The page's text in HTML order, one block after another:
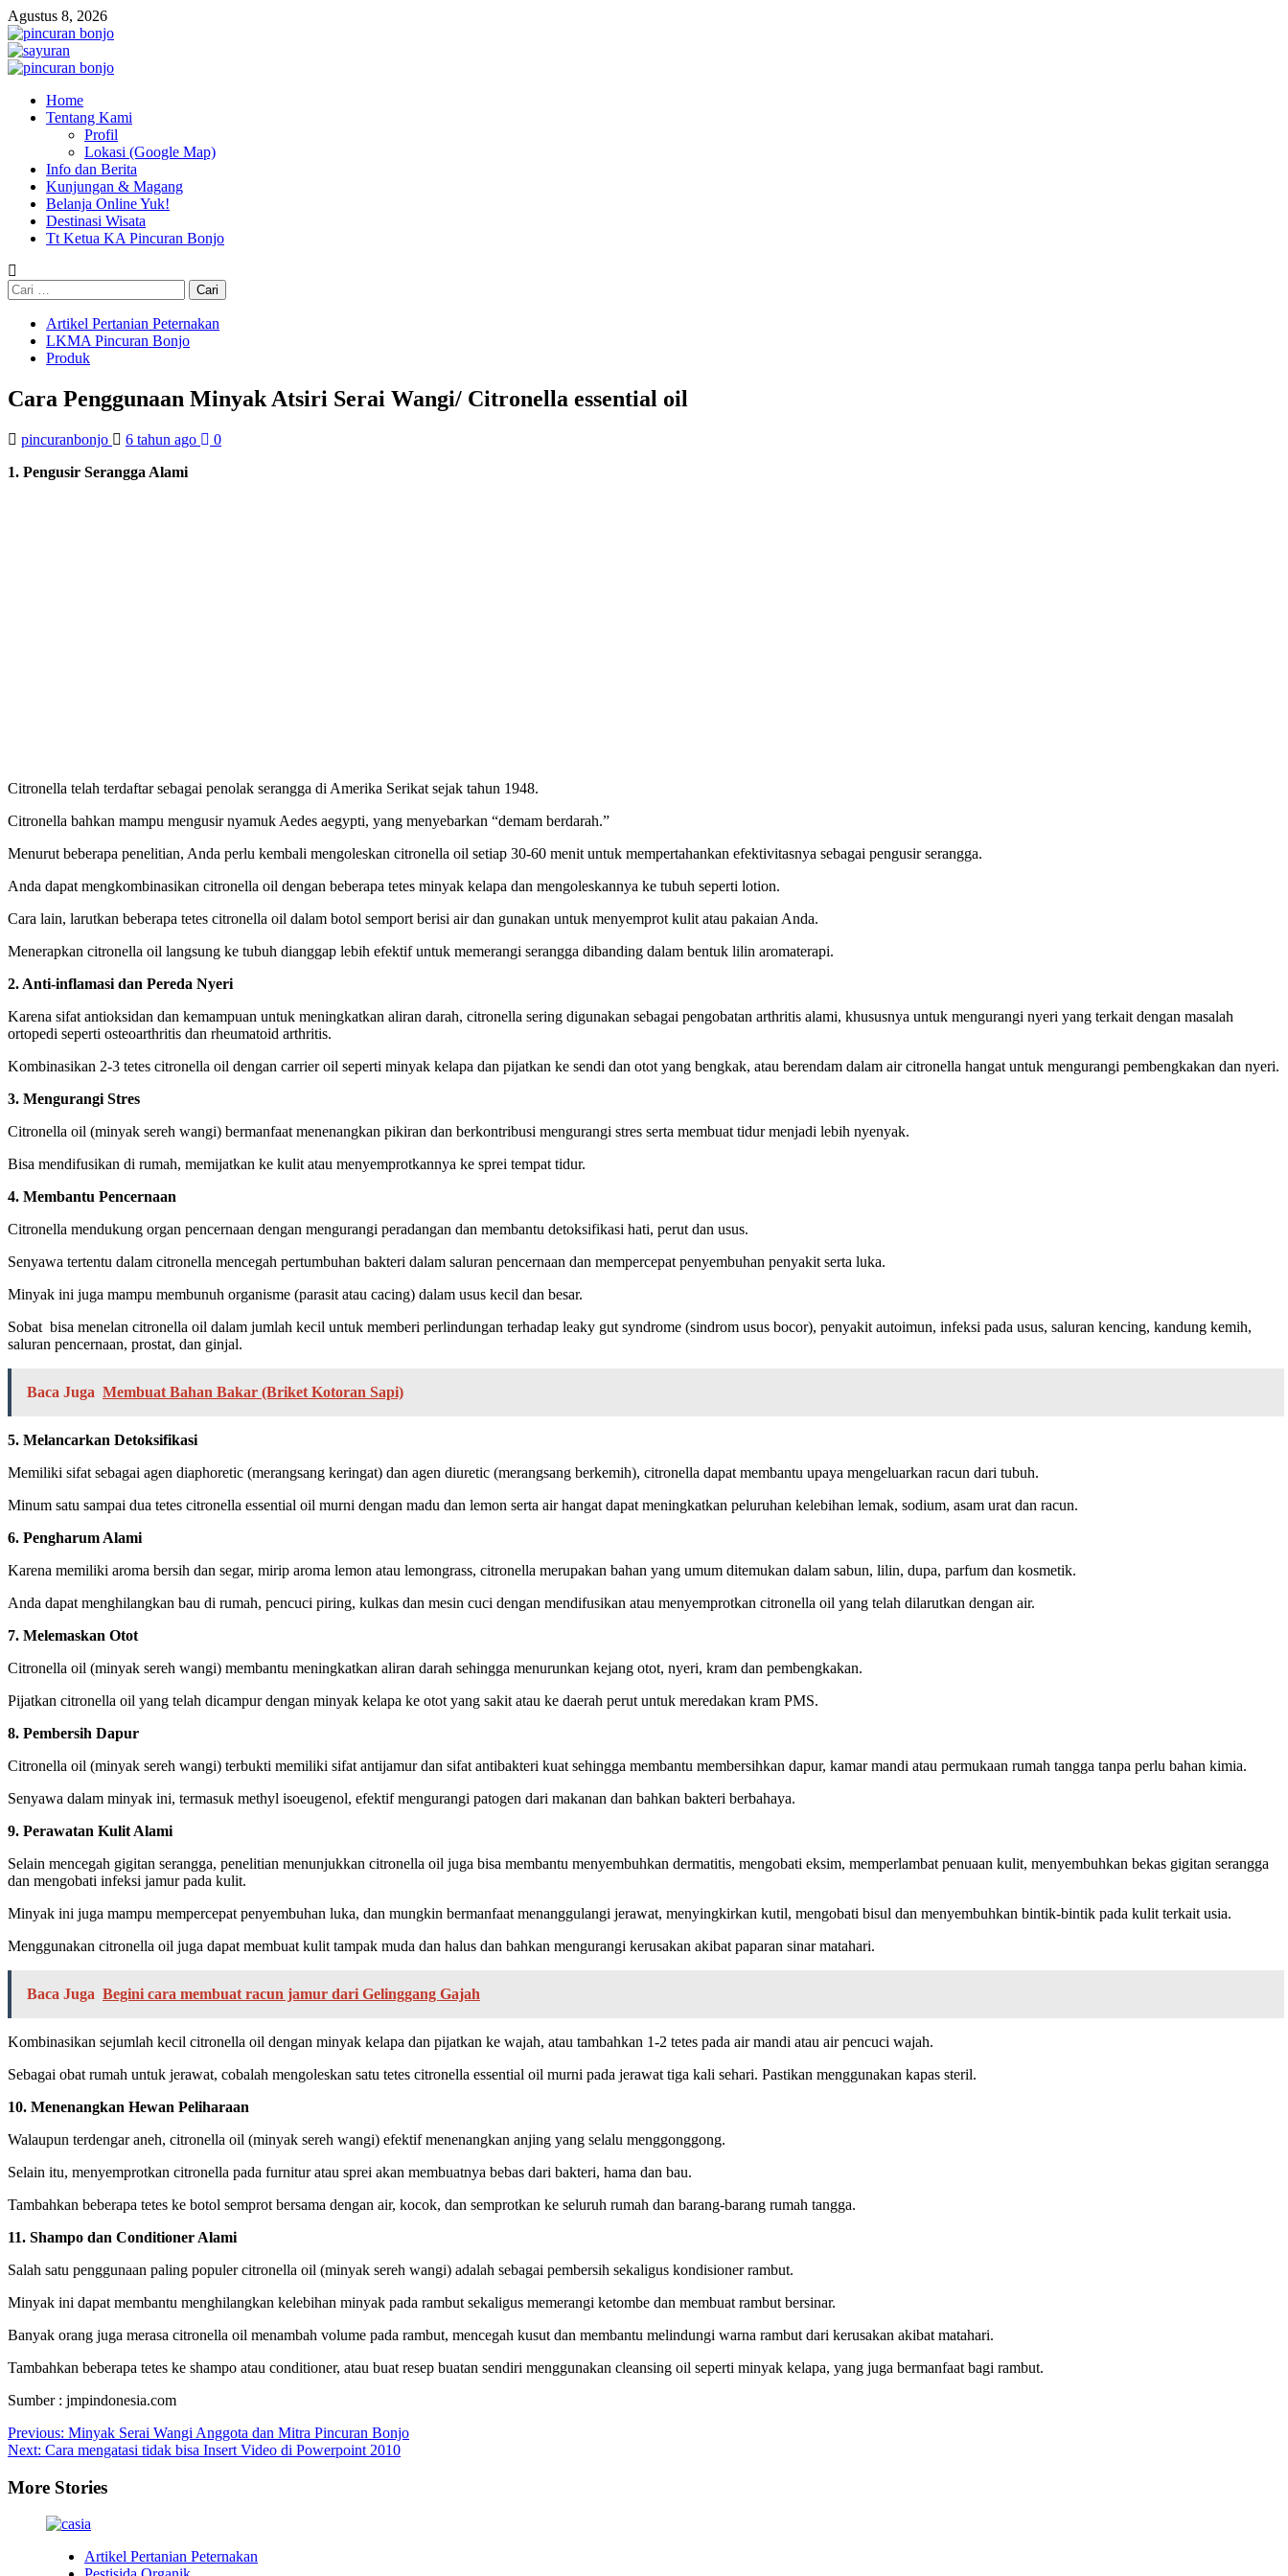
Skip
to
content
Agustus 8, 2026
Primary
Home
Tentang Kami
Profil
Lokasi (Google Map)
Info dan Berita
Kunjungan & Magang
Belanja Online Yuk!
Destinasi Wisata
Tt Ketua KA Pincuran Bonjo
Cari
untuk:
Artikel Pertanian Peternakan
LKMA Pincuran Bonjo
Produk
Cara Penggunaan Minyak Atsiri Serai Wangi/ Citronella essential oil
pincuranbonjo 6 tahun ago
0
1. Pengusir Serangga Alami
Citronella telah terdaftar sebagai penolak serangga di Amerika Serikat sejak tahun 1948.
Citronella bahkan mampu mengusir nyamuk Aedes aegypti, yang menyebarkan “demam berdarah.”
Menurut beberapa penelitian, Anda perlu kembali mengoleskan citronella oil setiap 30-60 menit untuk mempertahankan efektivitasnya sebagai pengusir serangga.
Anda dapat mengkombinasikan citronella oil dengan beberapa tetes minyak kelapa dan mengoleskannya ke tubuh seperti lotion.
Cara lain, larutkan beberapa tetes citronella oil dalam botol semport berisi air dan gunakan untuk menyemprot kulit atau pakaian Anda.
Menerapkan citronella oil langsung ke tubuh dianggap lebih efektif untuk memerangi serangga dibanding dalam bentuk lilin aromaterapi.
2. Anti-inflamasi dan Pereda Nyeri
Karena sifat antioksidan dan kemampuan untuk meningkatkan aliran darah, citronella sering digunakan sebagai pengobatan arthritis alami, khususnya untuk mengurangi nyeri yang terkait dengan masalah
ortopedi seperti osteoarthritis dan rheumatoid arthritis.
Kombinasikan 2-3 tetes citronella oil dengan carrier oil seperti minyak kelapa dan pijatkan ke sendi dan otot yang bengkak, atau berendam dalam air citronella hangat untuk mengurangi pembengkakan dan nyeri.
3. Mengurangi Stres
Citronella oil (minyak sereh wangi) bermanfaat menenangkan pikiran dan berkontribusi mengurangi stres serta membuat tidur menjadi lebih nyenyak.
Bisa mendifusikan di rumah, memijatkan ke kulit atau menyemprotkannya ke sprei tempat tidur.
4. Membantu Pencernaan
Citronella mendukung organ pencernaan dengan mengurangi peradangan dan membantu detoksifikasi hati, perut dan usus.
Senyawa tertentu dalam citronella mencegah pertumbuhan bakteri dalam saluran pencernaan dan mempercepat penyembuhan penyakit serta luka.
Minyak ini juga mampu membunuh organisme (parasit atau cacing) dalam usus kecil dan besar.
Sobat bisa menelan citronella oil dalam jumlah kecil untuk memberi perlindungan terhadap leaky gut syndrome (sindrom usus bocor), penyakit autoimun, infeksi pada usus, saluran kencing, kandung kemih,
saluran pencernaan, prostat, dan ginjal.
Baca Juga Membuat Bahan Bakar (Briket Kotoran Sapi)
5. Melancarkan Detoksifikasi
Memiliki sifat sebagai agen diaphoretic (merangsang keringat) dan agen diuretic (merangsang berkemih), citronella dapat membantu upaya mengeluarkan racun dari tubuh.
Minum satu sampai dua tetes citronella essential oil murni dengan madu dan lemon serta air hangat dapat meningkatkan peluruhan kelebihan lemak, sodium, asam urat dan racun.
6. Pengharum Alami
Karena memiliki aroma bersih dan segar, mirip aroma lemon atau lemongrass, citronella merupakan bahan yang umum ditemukan dalam sabun, lilin, dupa, parfum dan kosmetik.
Anda dapat menghilangkan bau di rumah, pencuci piring, kulkas dan mesin cuci dengan mendifusikan atau menyemprotkan citronella oil yang telah dilarutkan dengan air.
7. Melemaskan Otot
Citronella oil (minyak sereh wangi) membantu meningkatkan aliran darah sehingga menurunkan kejang otot, nyeri, kram dan pembengkakan.
Pijatkan citronella oil yang telah dicampur dengan minyak kelapa ke otot yang sakit atau ke daerah perut untuk meredakan kram PMS.
8. Pembersih Dapur
Citronella oil (minyak sereh wangi) terbukti memiliki sifat antijamur dan sifat antibakteri kuat sehingga membantu membersihkan dapur, kamar mandi atau permukaan rumah tangga tanpa perlu bahan kimia.
Senyawa dalam minyak ini, termasuk methyl isoeugenol, efektif mengurangi patogen dari makanan dan bahkan bakteri berbahaya.
9. Perawatan Kulit Alami
Selain mencegah gigitan serangga, penelitian menunjukkan citronella oil juga bisa membantu menyembuhkan dermatitis, mengobati eksim, memperlambat penuaan kulit, menyembuhkan bekas gigitan serangga
dan mengobati infeksi jamur pada kulit.
Minyak ini juga mampu mempercepat penyembuhan luka, dan mungkin bermanfaat menanggulangi jerawat, menyingkirkan kutil, mengobati bisul dan menyembuhkan bintik-bintik pada kulit terkait usia.
Menggunakan citronella oil juga dapat membuat kulit tampak muda dan halus dan bahkan mengurangi kerusakan akibat paparan sinar matahari.
Baca Juga Begini cara membuat racun jamur dari Gelinggang Gajah
Kombinasikan sejumlah kecil citronella oil dengan minyak kelapa dan pijatkan ke wajah, atau tambahkan 1-2 tetes pada air mandi atau air pencuci wajah.
Sebagai obat rumah untuk jerawat, cobalah mengoleskan satu tetes citronella essential oil murni pada jerawat tiga kali sehari. Pastikan menggunakan kapas steril.
10. Menenangkan Hewan Peliharaan
Walaupun terdengar aneh, citronella oil (minyak sereh wangi) efektif menenangkan anjing yang selalu menggonggong.
Selain itu, menyemprotkan citronella pada furnitur atau sprei akan membuatnya bebas dari bakteri, hama dan bau.
Tambahkan beberapa tetes ke botol semprot bersama dengan air, kocok, dan semprotkan ke seluruh rumah dan barang-barang rumah tangga.
11. Shampo dan Conditioner Alami
Salah satu penggunaan paling populer citronella oil (minyak sereh wangi) adalah sebagai pembersih sekaligus kondisioner rambut.
Minyak ini dapat membantu menghilangkan kelebihan minyak pada rambut sekaligus memerangi ketombe dan membuat rambut bersinar.
Banyak orang juga merasa citronella oil menambah volume pada rambut, mencegah kusut dan membantu melindungi warna rambut dari kerusakan akibat matahari.
Tambahkan beberapa tetes ke shampo atau conditioner, atau buat resep buatan sendiri menggunakan cleansing oil seperti minyak kelapa, yang juga bermanfaat bagi rambut.
Sumber : jmpindonesia.com
Post
navigation
Previous: Minyak Serai Wangi Anggota dan Mitra Pincuran Bonjo
Next: Cara mengatasi tidak bisa Insert Video di Powerpoint 2010
More Stories
Artikel Pertanian Peternakan